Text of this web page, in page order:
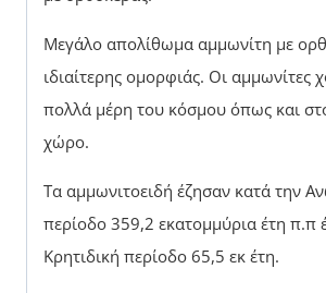
Μεγάλο απολίθωμα αμμωνίτη με
ιδιαίτερης ομορφιάς. Οι αμμωνίτες
πολλά μέρη του κόσμου όπως και
χώρο.
Τα αμμωνιτοειδή έζησαν κατά την
περίοδο 359,2 εκατομμύρια έτη π.π
Κρητιδική περίοδο 65,5 εκ έτη.